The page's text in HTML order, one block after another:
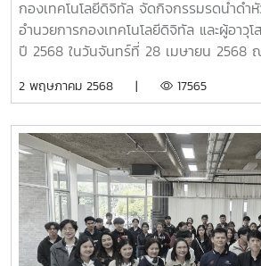
กองเทคโนโลยีดิจิทัล จัดกิจกรรมรดน้ำดำ
อำนวยการกองเทคโนโลยีดิจิทัล และผู้อาวุ
ปี 2568 ในวันจันทร์ที่ 28 เมษายน 2568
2 พฤษภาคม 2568 | 17565